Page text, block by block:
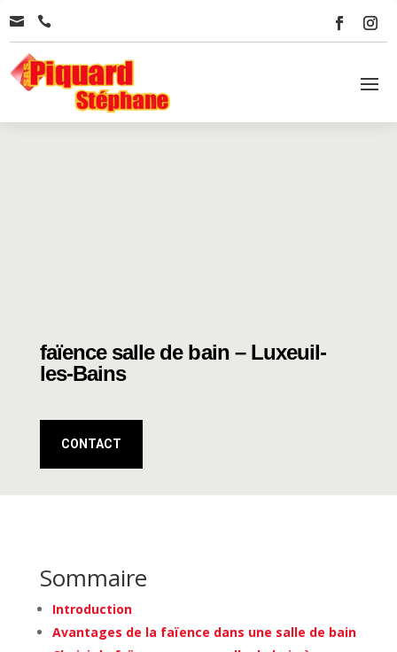
 
faïence salle de bain – Luxeuil-
les-Bains
CONTACT
Sommaire
Introduction
Avantages de la faïence dans une salle de bain